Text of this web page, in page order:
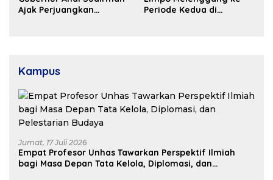
Ajak Perjuangkan
Periode Kedua di
Kampus
Jumat, 17 Juli 2026
Empat Profesor Unhas Tawarkan Perspektif Ilmiah
bagi Masa Depan Tata Kelola, Diplomasi, dan